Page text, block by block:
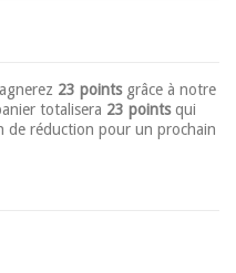
23 pointsgrâce à notre
totalisera 23 pointsqui
réduction pour un prochain